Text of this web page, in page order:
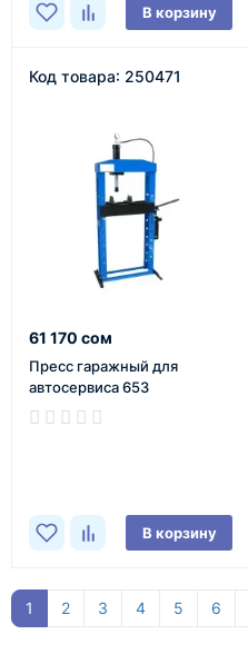
В корзину
Код товара: 250471
61 170 сом
Пресс гаражный для
автосервиса 653
В корзину
1 2 3 4 5 6